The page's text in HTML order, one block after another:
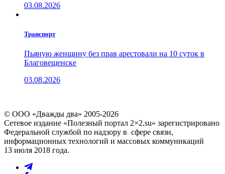
03.08.2026
Транспорт
Пьяную женщину без прав арестовали на 10 суток в
Благовещенске
03.08.2026
© ООО «Дважды два» 2005-2026
Сетевое издание «Полезный портал 2×2.su» зарегистрировано
Федеральной службой по надзору в сфере связи,
информационных технологий и массовых коммуникаций
13 июля 2018 года.